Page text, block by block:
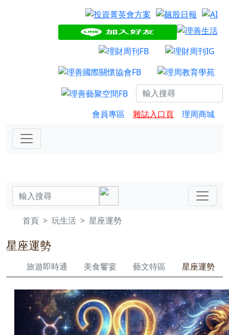
會員專區 雜誌入口頁 理周商城
首頁 玩生活 星座運勢
星座運勢
旅遊即時通 美食饗宴 藝文特區 星座運勢